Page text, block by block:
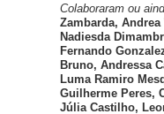
Colaboraram ou
Zambarda,
Nadiesda
Fernando
Bruno, Andressa
Luma Ramiro
Guilherme Peres,
Júlia Castilho,